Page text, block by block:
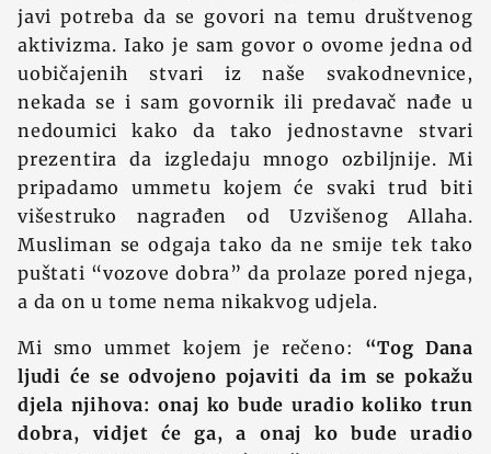
javi potreba da se govori na temu društvenog
aktivizma. Iako je sam govor o ovome jedna od
uobičajenih stvari iz naše svakodnevnice,
nekada se i sam govornik ili predavač nađe u
nedoumici kako da tako jednostavne stvari
prezentira da izgledaju mnogo ozbiljnije. Mi
pripadamo ummetu kojem će svaki trud biti
višestruko nagrađen od Uzvišenog Allaha.
Musliman se odgaja tako da ne smije tek tako
puštati “vozove dobra” da prolaze pored njega,
a da on u tome nema nikakvog udjela.
Mi smo ummet kojem je rečeno: “Tog Dana
ljudi će se odvojeno pojaviti da im se pokažu
djela njihova: onaj ko bude uradio koliko trun
dobra, vidjet će ga, a onaj ko bude uradio